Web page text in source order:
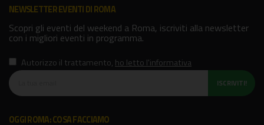
NEWSLETTER EVENTI DI ROMA
Scopri gli eventi del weekend a Roma, iscriviti alla newsletter
con i migliori eventi in programma.
Autorizzo il trattamento, ho letto l'informativa
ISCRIVITI!
OGGI ROMA: COSA FACCIAMO